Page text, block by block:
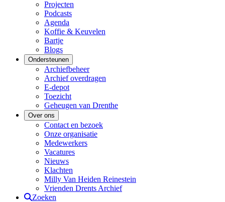
Projecten
Podcasts
Agenda
Koffie & Keuvelen
Bartje
Blogs
Ondersteunen
Archiefbeheer
Archief overdragen
E-depot
Toezicht
Geheugen van Drenthe
Over ons
Contact en bezoek
Onze organisatie
Medewerkers
Vacatures
Nieuws
Klachten
Milly Van Heiden Reinestein
Vrienden Drents Archief
Zoeken